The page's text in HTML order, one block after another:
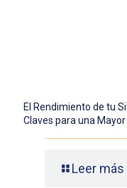
El Rendimiento de tu
Claves para una
Leer más